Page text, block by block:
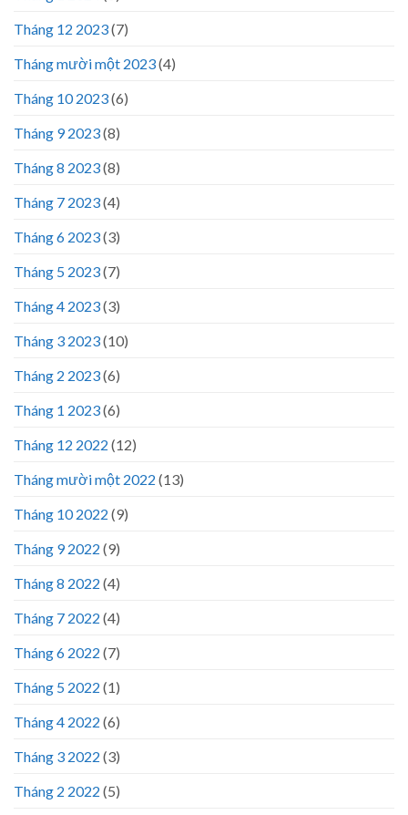
Tháng 12 2023(7)
Tháng mười một 2023(4)
Tháng 10 2023(6)
Tháng 9 2023(8)
Tháng 8 2023(8)
Tháng 7 2023(4)
Tháng 6 2023(3)
Tháng 5 2023(7)
Tháng 4 2023(3)
Tháng 3 2023(10)
Tháng 2 2023(6)
Tháng 1 2023(6)
Tháng 12 2022 (12)
Tháng mười một 2022 (13)
Tháng 10 2022 (9)
Tháng 9 2022 (9)
Tháng 8 2022 (4)
Tháng 7 2022 (4)
Tháng 6 2022 (7)
Tháng 5 2022 (1)
Tháng 4 2022 (6)
Tháng 3 2022 (3)
Tháng 2 2022 (5)